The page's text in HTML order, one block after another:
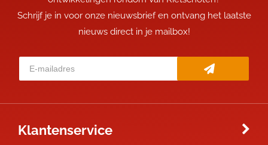
Schrijf je in voor onze nieuwsbrief en ontvang het laatste
nieuws direct in je mailbox!
Klantenservice